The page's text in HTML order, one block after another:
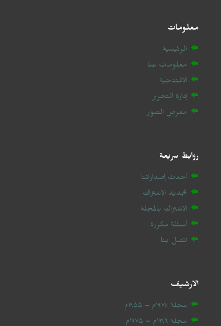
معلومات
الرئيسية
معلومات عنا
الافتتاحية
إدارة التحرير
معرض الصور
روابط سريعة
أحدث إصداراتنا
تجديد الاشتراك
الاشتراك بالمجلة
أسئلة مكررة
اتصل بنا
الارشيف
مجلة ۱۹۷٤م – ۱۹۵۵م
مجلة ۱۹۹٦م – ۱۹۷۵م